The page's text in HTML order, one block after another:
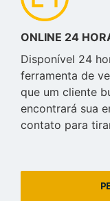
ONLINE 24
Disponível 24
ferramenta de
que um cliente
encontrará sua
contato para